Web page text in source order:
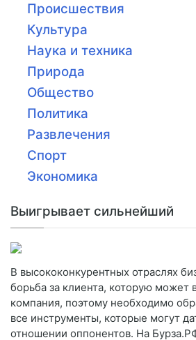
Происшествия
Культура
Наука и техника
Природа
Общество
Политика
Развлечения
Спорт
Экономика
Выигрывает сильнейший
В высококонкурентных отраслях
борьба за клиента, которую может
компания, поэтому необходимо
все инструменты, которые могут
отношении оппонентов. На